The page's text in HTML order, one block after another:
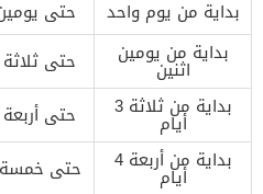
بداية من يوم واحد حتى
بداية من يومين
اثنين حتى ثلاثة 3 أيام
بداية من ثلاثة 3
أيام حتى أربعة 4 أيام
بداية من أربعة 4
أيام حتى خمسة 5